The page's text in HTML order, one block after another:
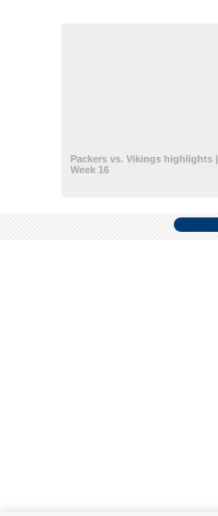
Packers vs. Vikings highlights |
Week 16